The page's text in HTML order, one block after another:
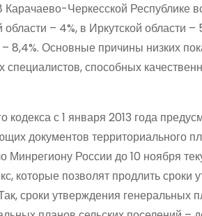
Черкесской Республике
– 4%, в Иркутской области –
8,4%. Основные причины низких
способных
с 1 января 2013 года
документов территориального
России до 10 ноября
которые позволят продлить сроки
сроки утверждения генеральных